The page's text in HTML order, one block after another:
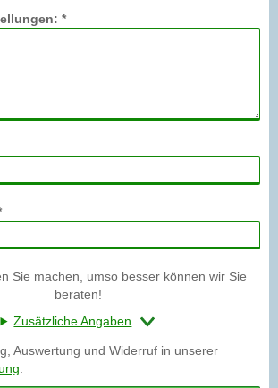
*
Sie machen, umso besser können wir Sie
beraten!
Zusätzliche Angaben
Auswertung und Widerruf in unserer